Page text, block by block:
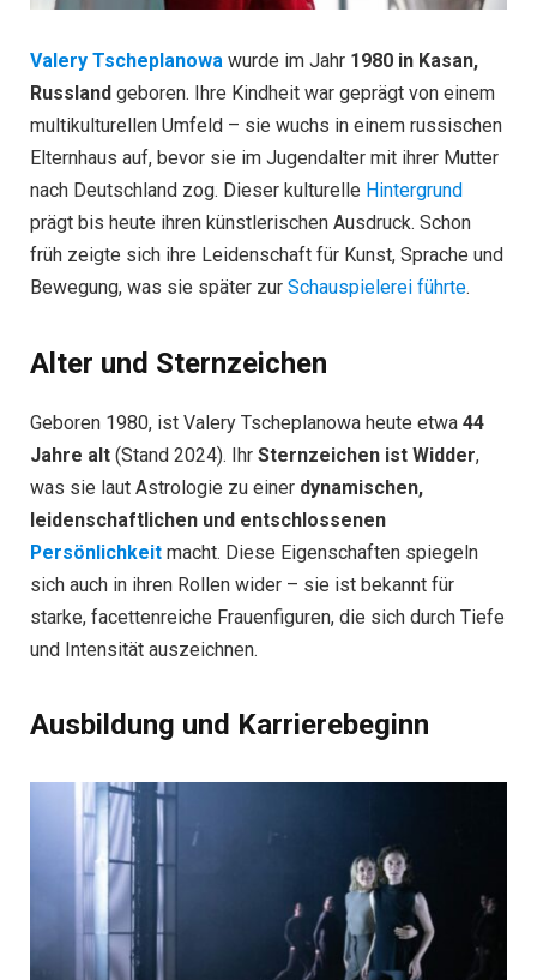
Valery Tscheplanowa wurde im Jahr 1980 in Kasan,
Russland geboren. Ihre Kindheit war geprägt von einem
multikulturellen Umfeld – sie wuchs in einem russischen
Elternhaus auf, bevor sie im Jugendalter mit ihrer Mutter
nach Deutschland zog. Dieser kulturelle Hintergrund
prägt bis heute ihren künstlerischen Ausdruck. Schon
früh zeigte sich ihre Leidenschaft für Kunst, Sprache und
Bewegung, was sie später zur Schauspielerei führte.
Alter und Sternzeichen
Geboren 1980, ist Valery Tscheplanowa heute etwa 44
Jahre alt (Stand 2024). Ihr Sternzeichen ist Widder,
was sie laut Astrologie zu einer dynamischen,
leidenschaftlichen und entschlossenen
Persönlichkeit macht. Diese Eigenschaften spiegeln
sich auch in ihren Rollen wider – sie ist bekannt für
starke, facettenreiche Frauenfiguren, die sich durch Tiefe
und Intensität auszeichnen.
Ausbildung und Karrierebeginn